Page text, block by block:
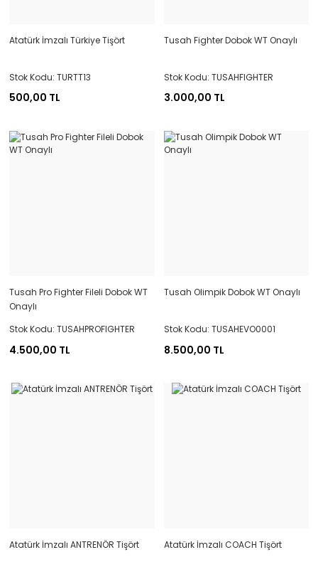
Atatürk İmzalı Türkiye Tişört
Stok Kodu: TURTT13
500,00 TL
Tusah Fighter Dobok WT Onaylı
Stok Kodu: TUSAHFIGHTER
3.000,00 TL
Tusah Pro Fighter Fileli Dobok WT
Onaylı
Stok Kodu: TUSAHPROFIGHTER
4.500,00 TL
Tusah Olimpik Dobok WT Onaylı
Stok Kodu: TUSAHEVO0001
8.500,00 TL
Atatürk İmzalı ANTRENÖR Tişört Atatürk İmzalı COACH Tişört